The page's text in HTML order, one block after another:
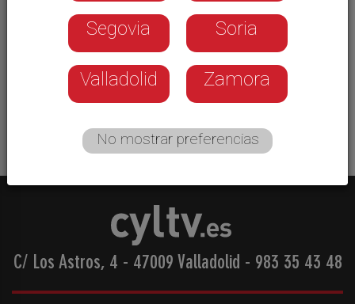
La Marca de Garantía Pera Conferencia del
Bierzo abre hoy la campaña de recogida que se
empezará a generalizar a partir del lunes. La
Asociación Berciana de Agricultores estima una
producción de 14 millones de kilos de
extraordinaria calidad
C/ Los Astros, 4 - 47009 Valladolid - 983 35 43 48
Segovia Soria
Valladolid Zamora
No mostrar preferencias